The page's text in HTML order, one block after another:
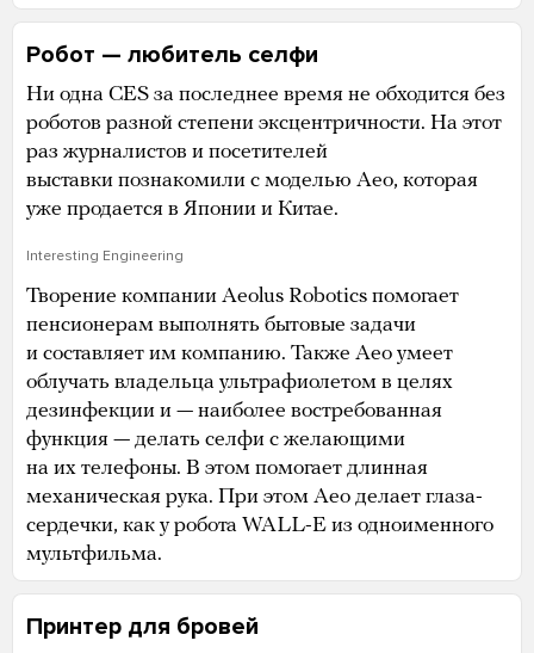
Робот — любитель селфи
Ни одна CES за последнее время не обходится без
роботов разной степени эксцентричности. На этот
раз журналистов и посетителей
выставки познакомили с моделью Aeo, которая
уже продается в Японии и Китае.
Interesting Engineering
Творение компании Aeolus Robotics помогает
пенсионерам выполнять бытовые задачи
и составляет им компанию. Также Aeo умеет
облучать владельца ультрафиолетом в целях
дезинфекции и — наиболее востребованная
функция — делать селфи с желающими
на их телефоны. В этом помогает длинная
механическая рука. При этом Aeo делает глаза-
сердечки, как у робота WALL-E из одноименного
мультфильма.
Принтер для бровей